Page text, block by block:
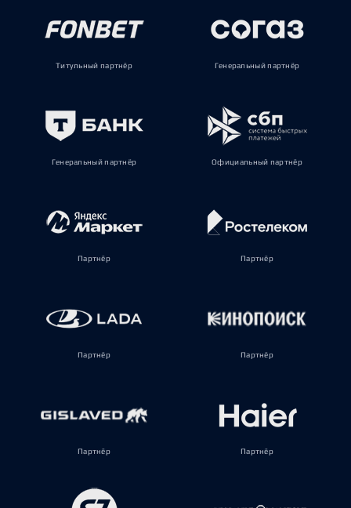
Титульный партнёр Генеральный партнёр
Генеральный партнёр Официальный партнёр
Партнёр Партнёр
Партнёр Партнёр
Партнёр Партнёр